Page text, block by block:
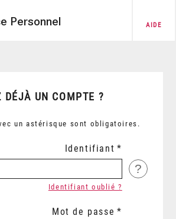
Personnel AIDE
DÉJÀ UN COMPTE ?
un astérisque sont obligatoires.
Identifiant
?
Identifiant oublié ?
Mot de passe